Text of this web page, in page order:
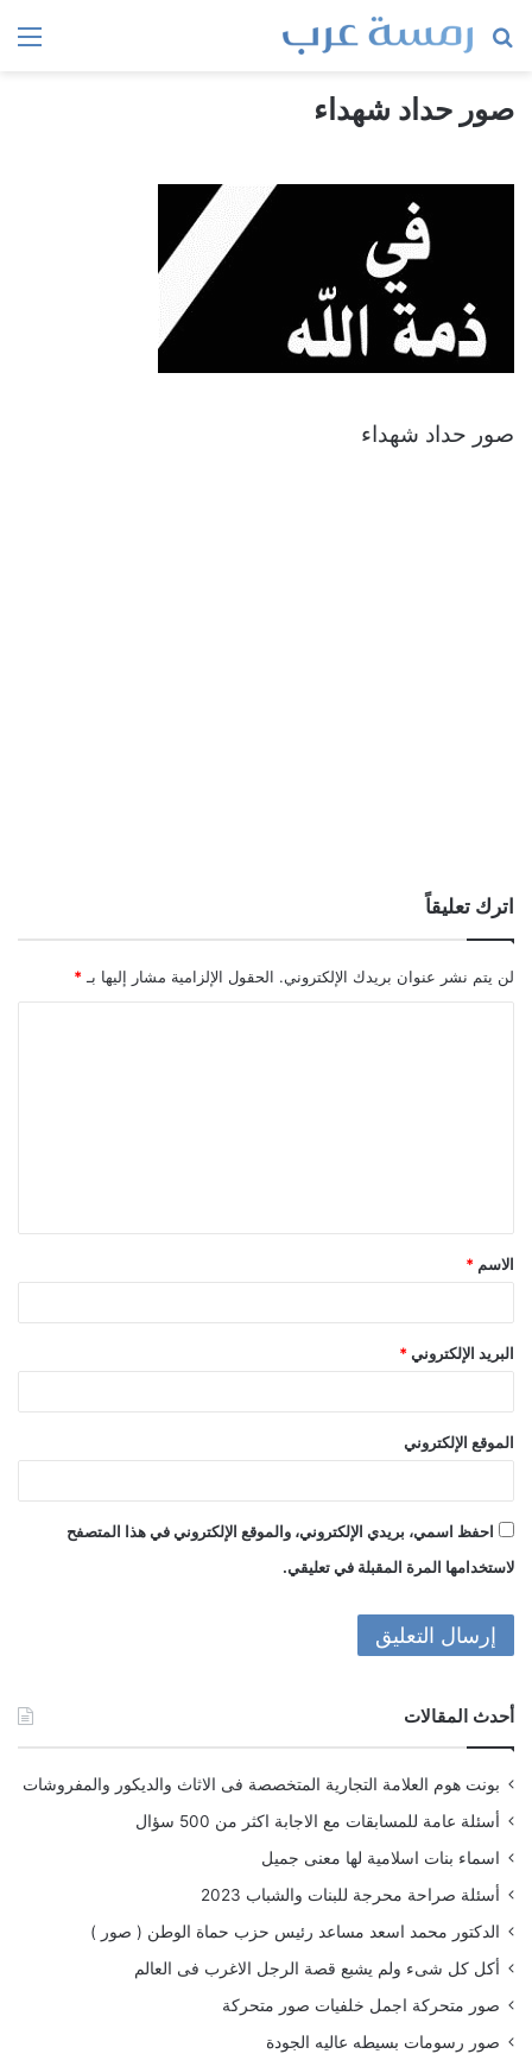
بحث
صور حداد شهداء
صور حداد شهداء
اترك تعليقاً
لن يتم نشر عنوان بريدك الإلكتروني. الحقول الإلزامية مشار إليها بـ *
ق
*
الاسم *
البريد الإلكتروني *
الموقع الإلكتروني
احفظ اسمي، بريدي الإلكتروني، والموقع الإلكتروني في هذا المتصفح
لاستخدامها المرة المقبلة في تعليقي.
أحدث المقالات
بونت هوم العلامة التجارية المتخصصة فى الاثاث والديكور والمفروشات
أسئلة عامة للمسابقات مع الاجابة اكثر من 500 سؤال
اسماء بنات اسلامية لها معنى جميل
أسئلة صراحة محرجة للبنات والشباب 2023
الدكتور محمد اسعد مساعد رئيس حزب حماة الوطن ( صور )
أكل كل شىء ولم يشبع قصة الرجل الاغرب فى العالم
صور متحركة اجمل خلفيات صور متحركة
صور رسومات بسيطه عاليه الجودة